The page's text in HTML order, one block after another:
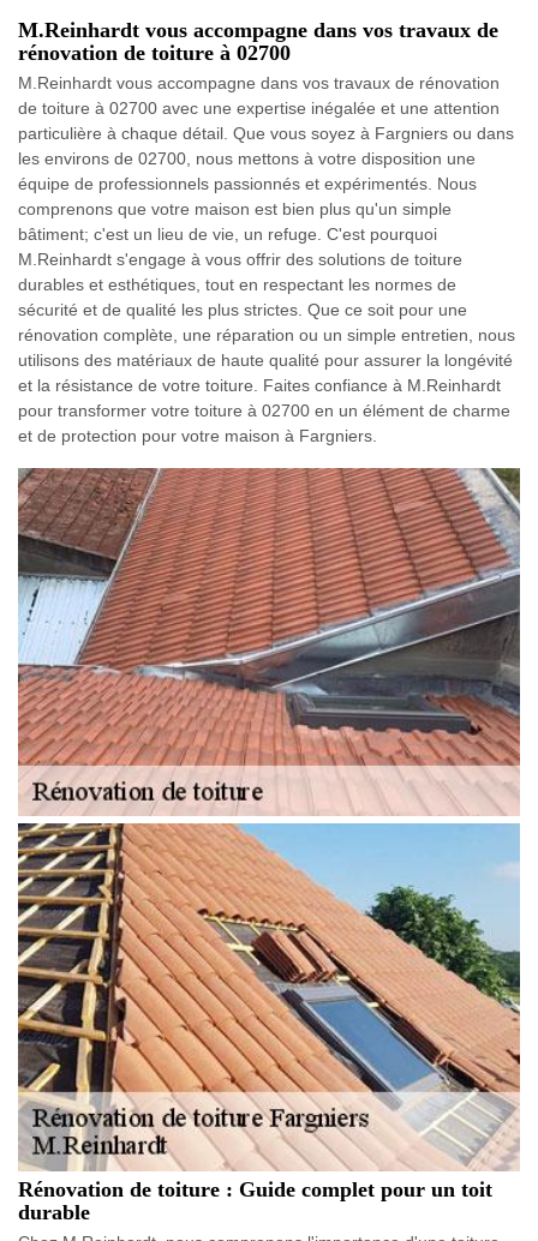
M.Reinhardt vous accompagne dans vos travaux de
rénovation de toiture à 02700
M.Reinhardt vous accompagne dans vos travaux de rénovation
de toiture à 02700 avec une expertise inégalée et une attention
particulière à chaque détail. Que vous soyez à Fargniers ou dans
les environs de 02700, nous mettons à votre disposition une
équipe de professionnels passionnés et expérimentés. Nous
comprenons que votre maison est bien plus qu'un simple
bâtiment; c'est un lieu de vie, un refuge. C'est pourquoi
M.Reinhardt s'engage à vous offrir des solutions de toiture
durables et esthétiques, tout en respectant les normes de
sécurité et de qualité les plus strictes. Que ce soit pour une
rénovation complète, une réparation ou un simple entretien, nous
utilisons des matériaux de haute qualité pour assurer la longévité
et la résistance de votre toiture. Faites confiance à M.Reinhardt
pour transformer votre toiture à 02700 en un élément de charme
et de protection pour votre maison à Fargniers.
Rénovation de toiture : Guide complet pour un toit
durable